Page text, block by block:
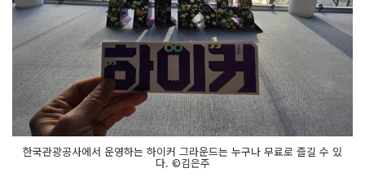
한국관광공사에서 운영하는 하이커 그라운드는 누구나 무료로 즐길 수 있
다. ©김은주